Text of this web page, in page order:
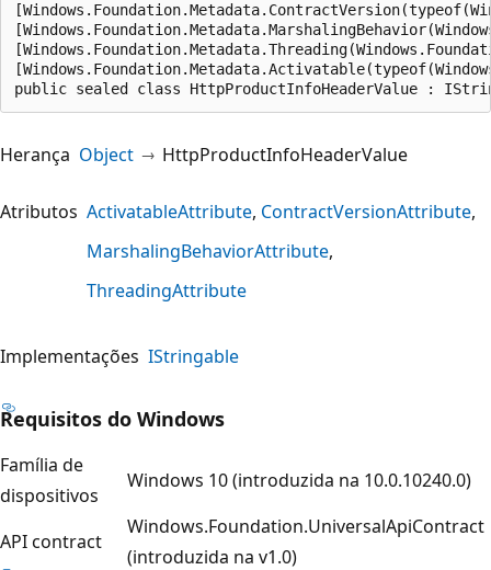
public sealed class HttpProductInfoHeaderValue :
Herança Object HttpProductInfoHeaderValue
Atributos ActivatableAttribute ContractVersionAttribute
MarshalingBehaviorAttribute
ThreadingAttribute
Implementações IStringable
Requisitos do Windows
Família de
dispositivos
Windows 10 (introduzida na 10.0.10240.0)
API contract
Windows.Foundation.UniversalApiContract
(introduzida na v1.0)